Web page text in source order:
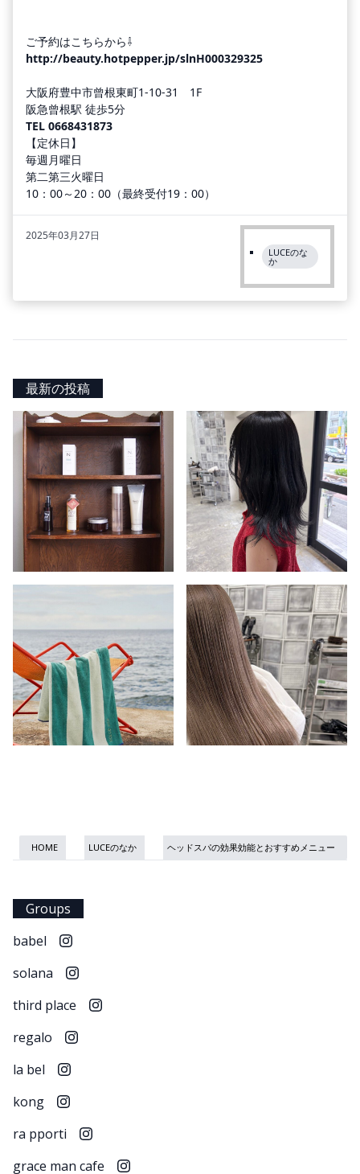
ご予約はこちらから⇩
http://beauty.hotpepper.jp/slnH000329325
大阪府豊中市曾根東町1-10-31 1F
阪急曾根駅 徒歩5分
TEL 0668431873
【定休日】
毎週月曜日
第二第三火曜日
10：00～20：00（最終受付19：00）
2025年03月27日
LUCEのな
か
最新の投稿
HOME LUCEのなか ヘッドスパの効果効能とおすすめメニュー
Groups
babel
solana
third place
regalo
la bel
kong
ra pporti
grace man cafe